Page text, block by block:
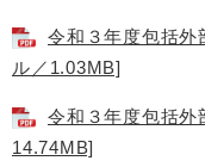
令和３年度包括外
ル／1.03MB]
令和３年度包括外
14.74MB]